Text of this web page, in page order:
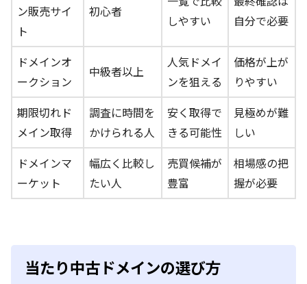
ン販売サイ
ト
初心者
しやすい
自分で必要
ドメインオ
ークション
中級者以上
人気ドメイ
ンを狙える
価格が上が
りやすい
期限切れド
メイン取得
調査に時間を
かけられる人
安く取得で
きる可能性
見極めが難
しい
ドメインマ
ーケット
幅広く比較し
たい人
売買候補が
豊富
相場感の把
握が必要
当たり中古ドメインの選び方